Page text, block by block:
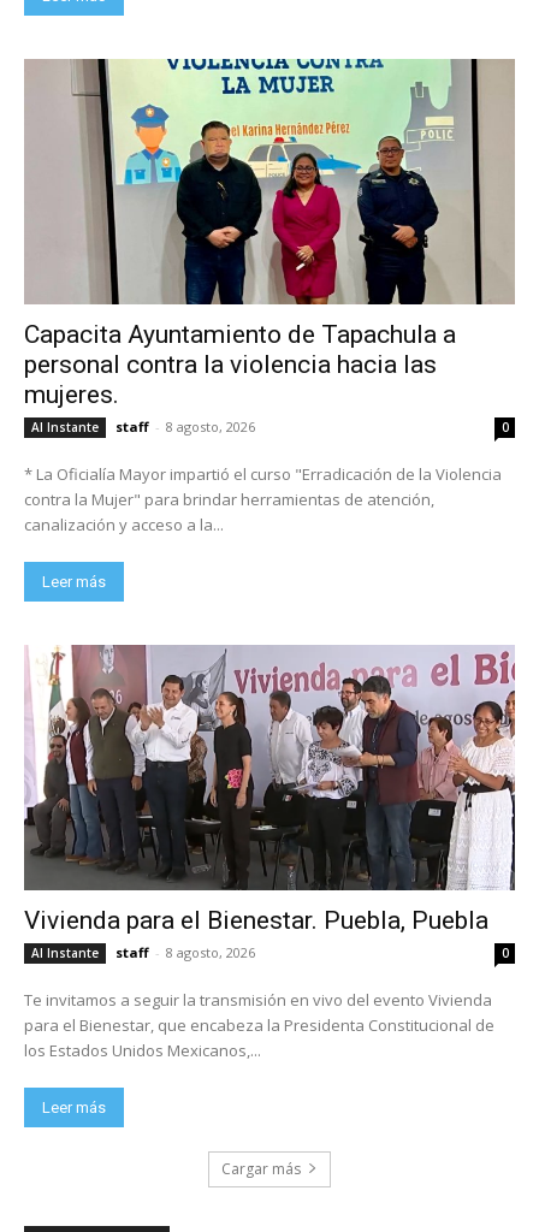
Capacita Ayuntamiento de Tapachula a
personal contra la violencia hacia las
mujeres.
Al Instante staff - 8 agosto, 2026 0
* La Oficialía Mayor impartió el curso "Erradicación de la Violencia
contra la Mujer" para brindar herramientas de atención,
canalización y acceso a la...
Leer más
Vivienda para el Bienestar. Puebla, Puebla
Al Instante staff - 8 agosto, 2026 0
Te invitamos a seguir la transmisión en vivo del evento Vivienda
para el Bienestar, que encabeza la Presidenta Constitucional de
los Estados Unidos Mexicanos,...
Leer más
Cargar más